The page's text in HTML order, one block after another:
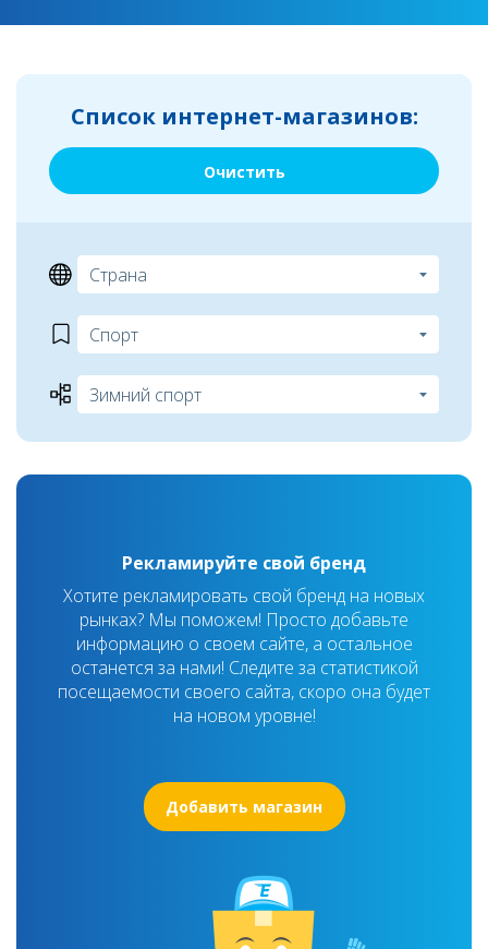
Список интернет-магазинов:
Очистить
Рекламируйте свой бренд
Хотите рекламировать свой бренд на новых
рынках? Мы поможем! Просто добавьте
информацию о своем сайте, а остальное
останется за нами! Следите за статистикой
посещаемости своего сайта, скоро она будет
на новом уровне!
Добавить магазин